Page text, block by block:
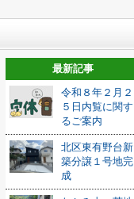
最新記事
令和８年２月２
５日内覧に関す
るご案内
北区東有野台新
築分譲１号地完
成